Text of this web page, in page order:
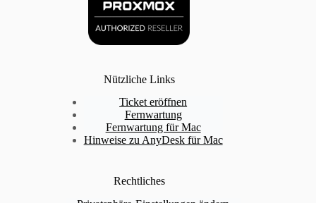
Nützliche Links
Ticket eröffnen
Fernwartung
Fernwartung für Mac
Hinweise zu AnyDesk für Mac
Rechtliches